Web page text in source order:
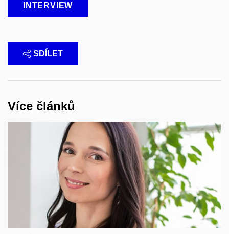
INTERVIEW
SDÍLET
Více článků